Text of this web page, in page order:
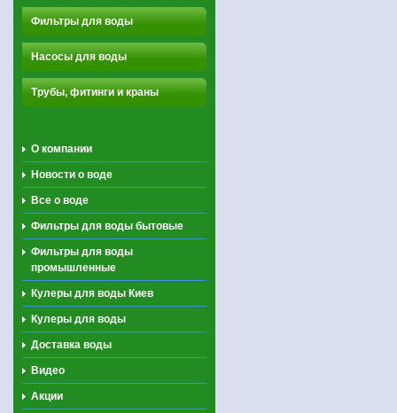
Фильтры для воды
Насосы для воды
Трубы, фитинги и краны
О компании
Новости о воде
Все о воде
Фильтры для воды бытовые
Фильтры для воды
промышленные
Кулеры для воды Киев
Кулеры для воды
Доставка воды
Видео
Акции